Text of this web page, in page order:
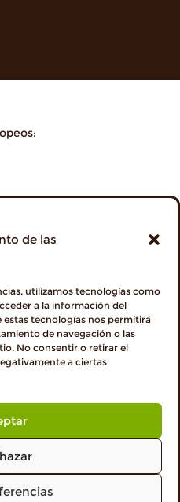
de las
utilizamos tecnologías como
a la información del
tecnologías nos permitirá
de navegación o las
No consentir o retirar el
a ciertas